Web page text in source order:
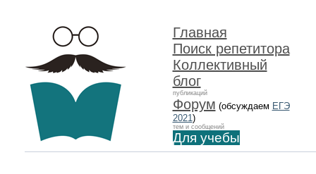
Главная
Поиск репетитора
Коллективный
блог
публикаций
Форум (обсуждаем ЕГЭ
2021)
тем и сообщений
Для учебы